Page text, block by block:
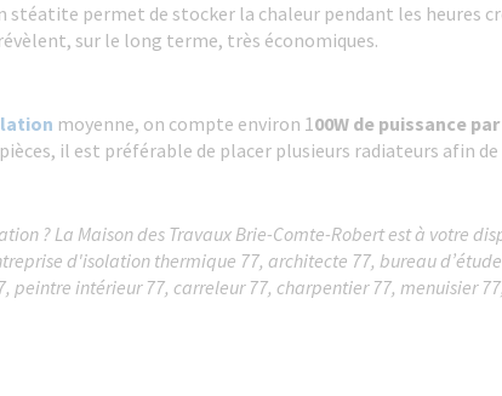
stéatite permet de stocker la chaleur pendant les heures
sur le long terme, très économiques.
moyenne, on compte environ 100W de puissance
il est préférable de placer plusieurs radiateurs afin
? La Maison des Travaux Brie-Comte-Robert est à votre
d'isolation thermique 77, architecte 77, bureau
intérieur 77, carreleur 77, charpentier 77, menuisier